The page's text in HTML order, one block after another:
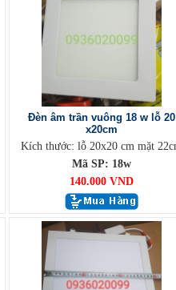
Đèn âm trần vuông 18 w lỗ 20
x20cm
Kích thước: lỗ 20x20 cm mặt
Mã SP: 18w
140.000 VND